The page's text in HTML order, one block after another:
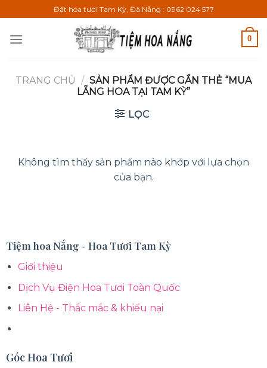
qua
nội
Đặt hoa tươi Tam Kỳ, Đà Nẵng : 0962 024 577
0
TRANG CHỦ / SẢN PHẨM ĐƯỢC GẮN THẺ “MUA
LẴNG HOA TẠI TAM KỲ”
LỌC
Không tìm thấy sản phẩm nào khớp với lựa chọn
của bạn.
Tiệm hoa Nắng - Hoa Tươi Tam Kỳ
Giới thiệu
Dịch Vụ Điện Hoa Tươi Toàn Quốc
Liên Hệ - Thắc mắc & khiếu nại
Góc Hoa Tươi